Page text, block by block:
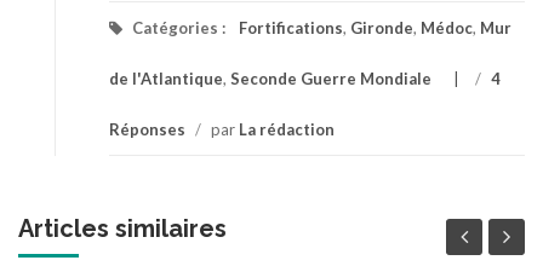
Catégories : Fortifications, Gironde, Médoc, Mur
de l'Atlantique, Seconde Guerre Mondiale / 4
Réponses / par La rédaction
Articles similaires